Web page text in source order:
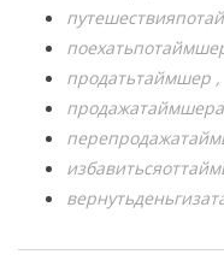
продатьтаймшер
продажатаймшера